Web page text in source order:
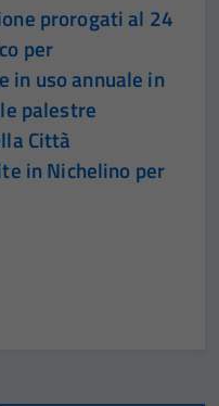
prorogati al 24
per
in uso annuale in
palestre
Città
in Nichelino per